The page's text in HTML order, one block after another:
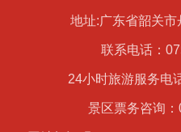
地址:广东省韶关
联系电话：
24小时旅游服务电
景区票务咨询